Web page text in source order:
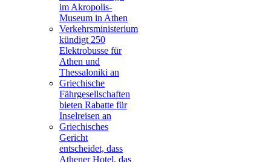
im Akropolis-
Museum in Athen
Verkehrsministerium
kündigt 250
Elektrobusse für
Athen und
Thessaloniki an
Griechische
Fährgesellschaften
bieten Rabatte für
Inselreisen an
Griechisches
Gericht
entscheidet, dass
Athener Hotel, das